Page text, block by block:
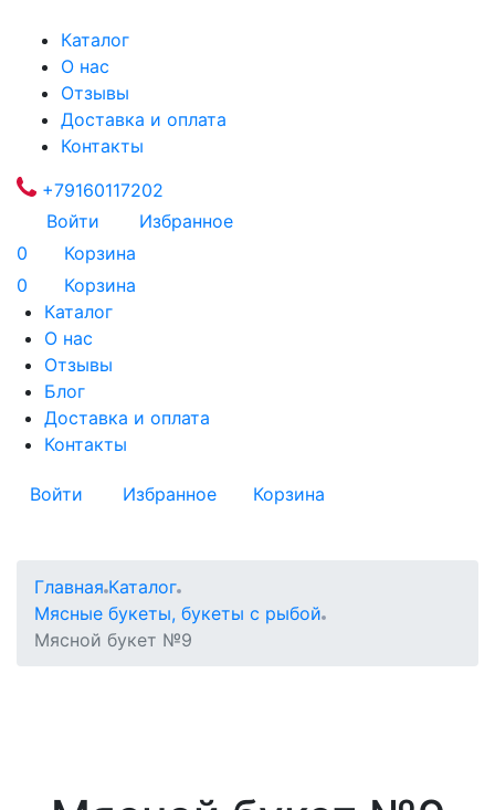
Каталог
О нас
Отзывы
Доставка и оплата
Контакты
+79160117202
Войти
Избранное
0
Корзина
0
Корзина
Каталог
О нас
Отзывы
Блог
Доставка и оплата
Контакты
Войти Избранное Корзина
Главная Каталог
Мясные букеты, букеты с рыбой
Мясной букет №9